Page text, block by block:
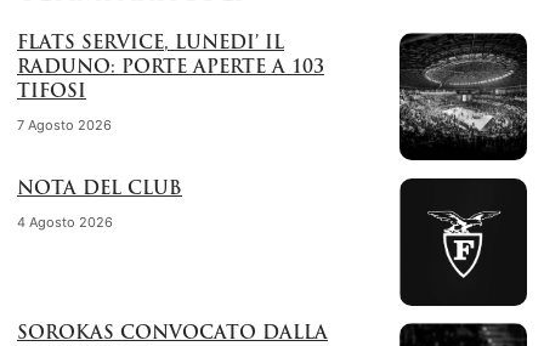
FLATS SERVICE, LUNEDI’ IL
RADUNO: PORTE APERTE A 103
TIFOSI
7 Agosto 2026
NOTA DEL CLUB
4 Agosto 2026
SOROKAS CONVOCATO DALLA